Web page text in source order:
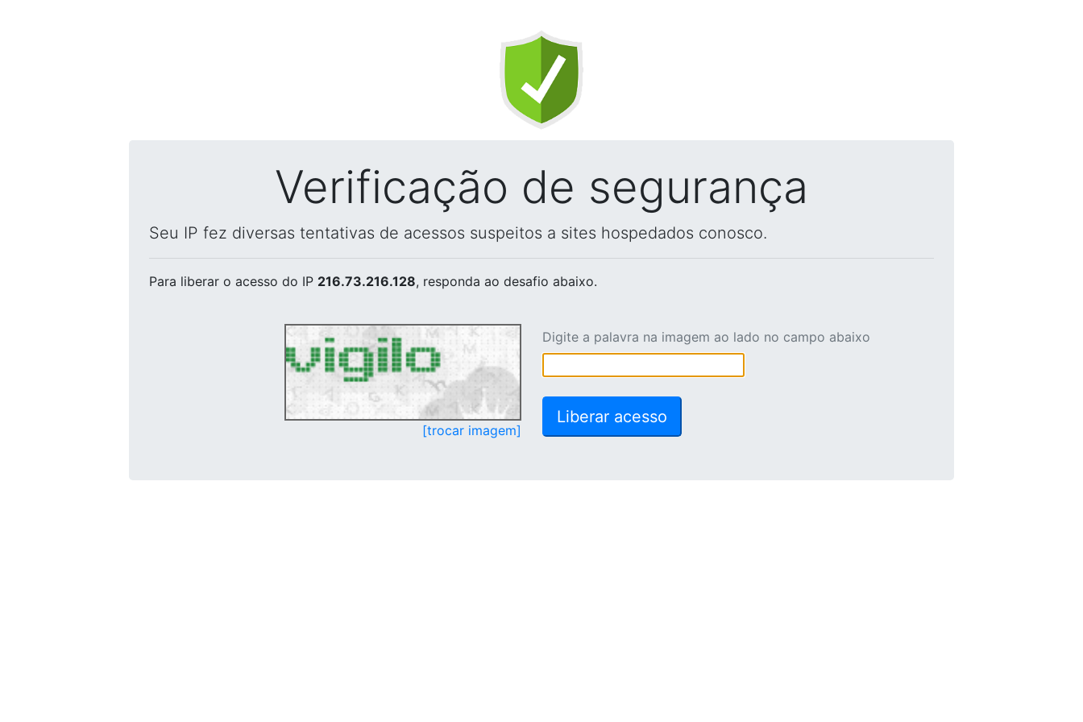
Verificação de segurança
Seu IP fez diversas tentativas de acessos suspeitos a sites hospedados conosco.
Para liberar o acesso do IP 216.73.216.128, responda ao desafio abaixo.
[trocar imagem]
Digite a palavra na imagem ao lado no campo abaixo